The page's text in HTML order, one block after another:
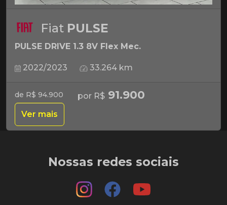
Fiat PULSE
PULSE DRIVE 1.3 8V Flex Mec.
2022/2023 33.264 km
de R$ 94.900 por R$ 91.900
Ver mais
Nossas redes sociais